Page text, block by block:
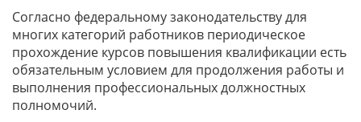
Согласно федеральному законодательству для
многих категорий работников периодическое
прохождение курсов повышения квалификации есть
обязательным условием для продолжения работы и
выполнения профессиональных должностных
полномочий.